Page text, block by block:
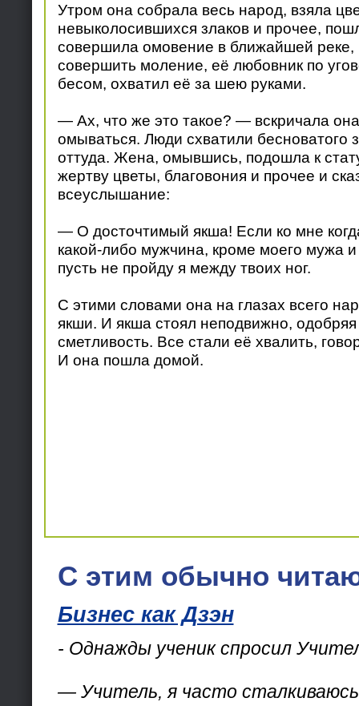
Утром она собрала весь народ, взяла
невыколосившихся злаков и прочее,
совершила омовение в ближайшей реке,
совершить моление, её любовник по
бесом, охватил её за шею руками.
— Ах, что же это такое? — вскричала
омываться. Люди схватили бесноватого
оттуда. Жена, омывшись, подошла к
жертву цветы, благовония и прочее и
всеуслышание:
— О досточтимый якша! Если ко мне
какой-либо мужчина, кроме моего мужа и
пусть не пройду я между твоих ног.
С этими словами она на глазах всего
якши. И якша стоял неподвижно,
сметливость. Все стали её хвалить,
И она пошла домой.
С этим обычно
Бизнес как Дзэн
- Однажды ученик спросил
— Учитель, я часто